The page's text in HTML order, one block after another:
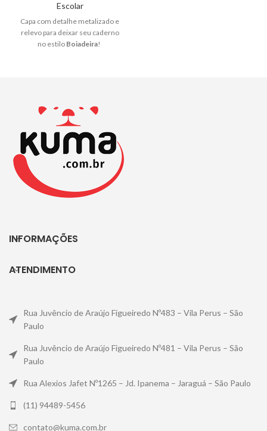
Escolar
Capa com detalhe metalizado e
relevo para deixar seu caderno
no estilo Boiadeira!
INFORMAÇÕES
ATENDIMENTO
Rua Juvêncio de Araújo Figueiredo Nº483 – Vila Perus – São
Paulo
Rua Juvêncio de Araújo Figueiredo Nº481 – Vila Perus – São
Paulo
Rua Alexios Jafet Nº1265 – Jd. Ipanema – Jaraguá – São Paulo
(11) 94489-5456
contato@kuma.com.br